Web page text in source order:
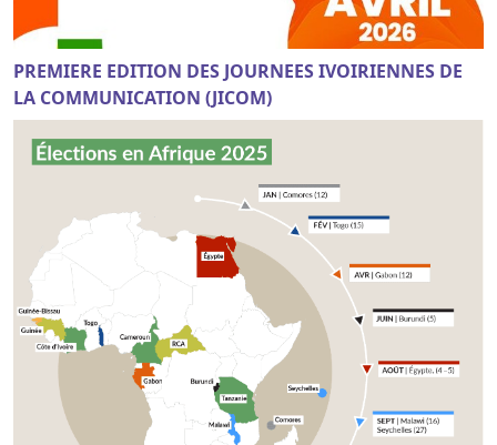
PREMIERE EDITION DES JOURNEES IVOIRIENNES DE
LA COMMUNICATION (JICOM)